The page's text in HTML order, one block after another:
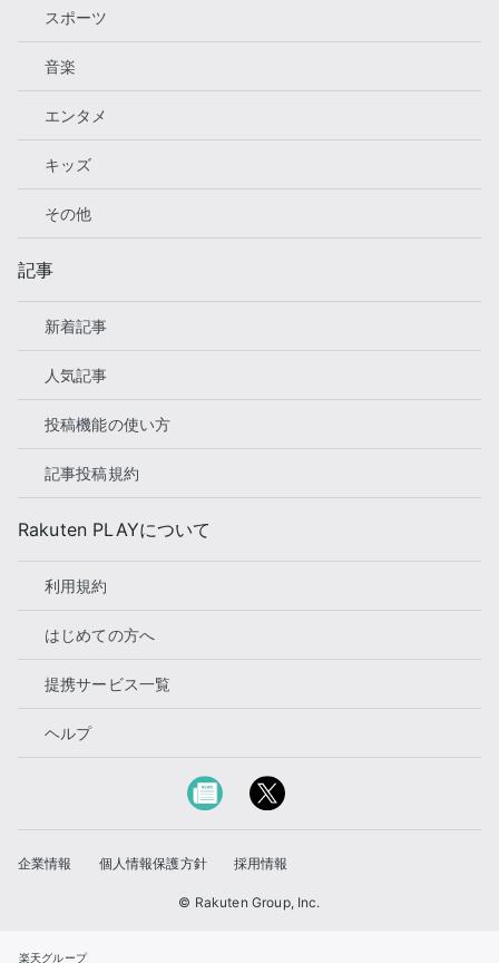
スポーツ
音楽
エンタメ
キッズ
その他
記事
新着記事
人気記事
投稿機能の使い方
記事投稿規約
Rakuten PLAYについて
利用規約
はじめての方へ
提携サービス一覧
ヘルプ
企業情報 個人情報保護方針 採用情報
© Rakuten Group, Inc.
楽天グループ